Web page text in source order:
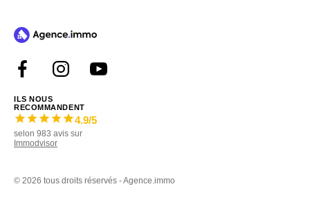
ILS NOUS
RECOMMANDENT
4.9/5
selon 983 avis sur
Immodvisor
© 2026 tous droits réservés - Agence.immo